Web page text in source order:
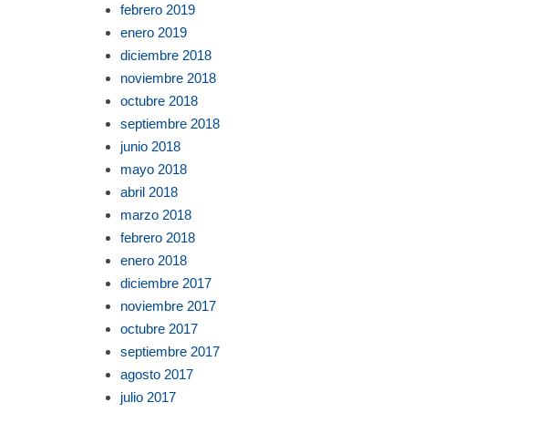
febrero 2019
enero 2019
diciembre 2018
noviembre 2018
octubre 2018
septiembre 2018
junio 2018
mayo 2018
abril 2018
marzo 2018
febrero 2018
enero 2018
diciembre 2017
noviembre 2017
octubre 2017
septiembre 2017
agosto 2017
julio 2017